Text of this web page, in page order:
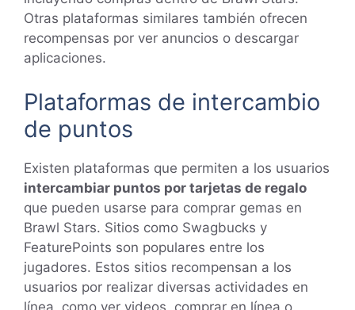
Otras plataformas similares también ofrecen
recompensas por ver anuncios o descargar
aplicaciones.
Plataformas de intercambio
de puntos
Existen plataformas que permiten a los usuarios
intercambiar puntos por tarjetas de regalo
que pueden usarse para comprar gemas en
Brawl Stars. Sitios como Swagbucks y
FeaturePoints son populares entre los
jugadores. Estos sitios recompensan a los
usuarios por realizar diversas actividades en
línea, como ver videos, comprar en línea o